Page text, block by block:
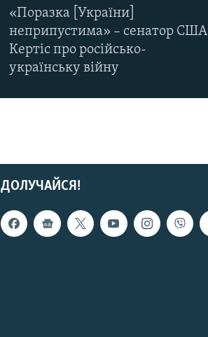
«Поразка [України]
неприпустима» – сенатор США
Кертіс про російсько-
українську війну
ДОЛУЧАЙСЯ!